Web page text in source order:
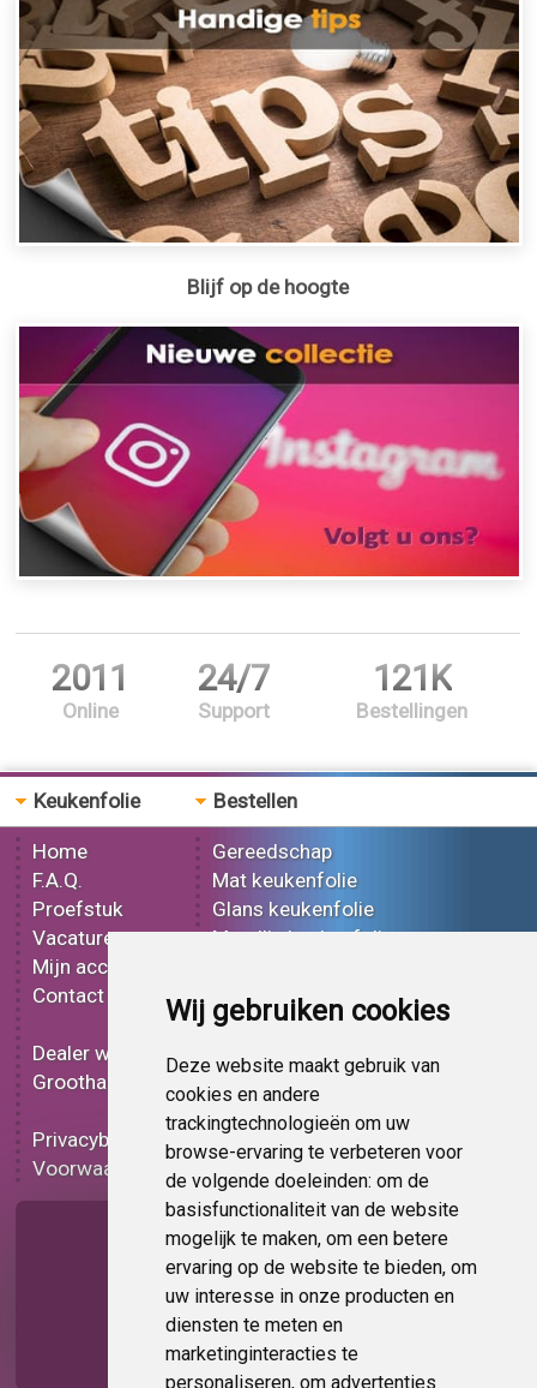
Wij gebruiken cookies
Deze website maakt gebruik van
cookies en andere
trackingtechnologieën om uw
browse-ervaring te verbeteren voor
de volgende doeleinden: om de
basisfunctionaliteit van de website
mogelijk te maken, om een betere
ervaring op de website te bieden, om
uw interesse in onze producten en
diensten te meten en
marketinginteracties te
personaliseren, om advertenties
Blijf op de hoogte
2011
Online
24/7
Support
121K
Bestellingen
Keukenfolie
Home
F.A.Q.
Proefstuk
Vacatures
Mijn account
Contact
Dealer worden
Groothandel
Privacybeleid
Voorwaarden
Bestellen
Gereedschap
Mat keukenfolie
Glans keukenfolie
Metallic keukenfolie
Effect keukenfolie
Bedrukt keukenfolie
Carbon keukenfolie
Lampen folie
Functionele folie
Keukenfolie korting
Op bestelling
Pagina delen